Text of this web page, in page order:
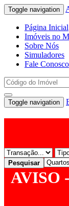
Toggle navigation
Página Inicial
Imóveis no
Sobre Nós
Simuladores
Fale Conosco
Toggle navigation
Pesquisar
AVISO